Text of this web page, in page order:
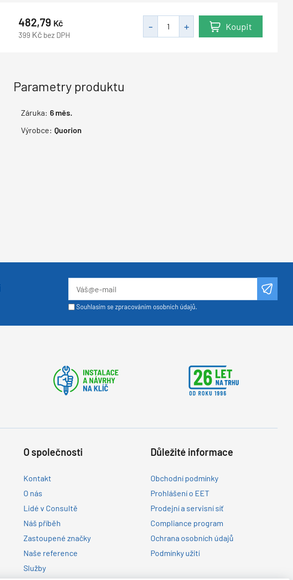
482,79 Kč
399 Kč bez DPH
Koupit
Parametry produktu
Záruka: 6 měs.
Výrobce: Quorion
Souhlasím se zpracováním osobních údajů.
O společnosti
Kontakt
O nás
Lidé v Consultě
Náš příběh
Zastoupené značky
Naše reference
Služby
Důležité informace
Obchodní podmínky
Prohlášení o EET
Prodejní a servisní síť
Compliance program
Ochrana osobních údajů
Podmínky užití